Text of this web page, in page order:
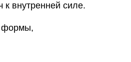
внутренней силе.
формы,